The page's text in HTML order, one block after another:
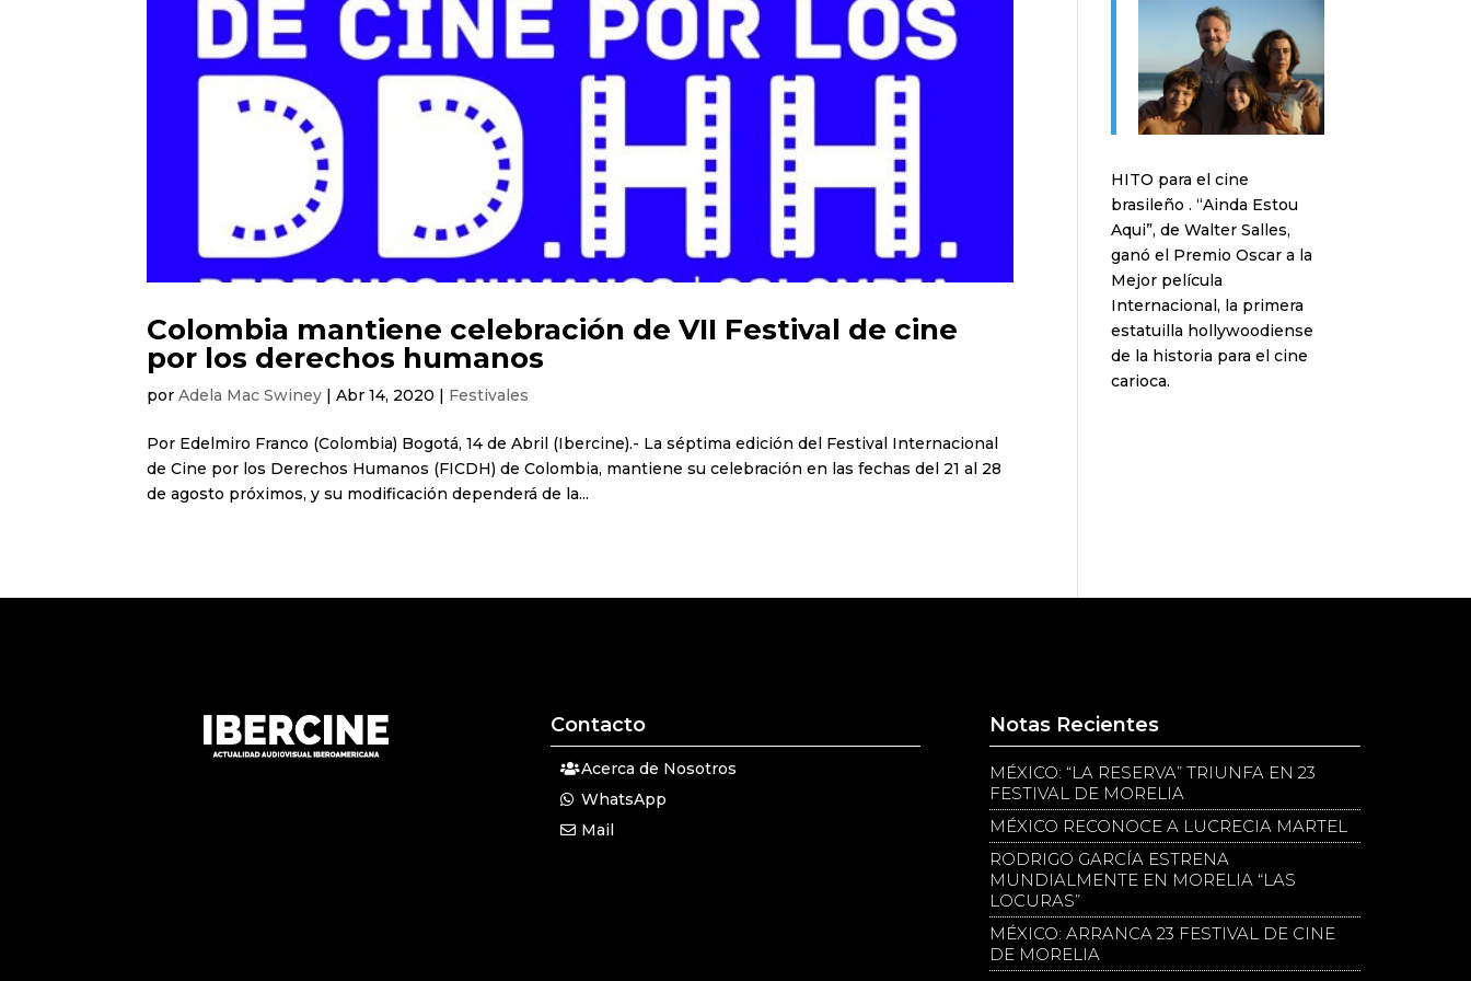
Colombia mantiene celebración de VII Festival de cine
por los derechos humanos
porAdela Mac Swiney |Abr 14, 2020 | Festivales
Por Edelmiro Franco (Colombia) Bogotá, 14 de Abril (Ibercine).- La séptima edición del Festival Internacional
de Cine por los Derechos Humanos (FICDH) de Colombia, mantiene su celebración en las fechas del 21 al 28
de agosto próximos, y su modificación dependerá de la...
HITO para el cine
brasileño . “Ainda Estou
Aqui”, de Walter Salles,
ganó el Premio Oscar a la
Mejor película
Internacional, la primera
estatuilla hollywoodiense
de la historia para el cine
carioca.
Contacto
Acerca de Nosotros
WhatsApp
Mail
Notas Recientes
MÉXICO: “LA RESERVA” TRIUNFA EN 23
FESTIVAL DE MORELIA
MÉXICO RECONOCE A LUCRECIA MARTEL
RODRIGO GARCÍA ESTRENA
MUNDIALMENTE EN MORELIA “LAS
LOCURAS”
MÉXICO: ARRANCA 23 FESTIVAL DE CINE
DE MORELIA